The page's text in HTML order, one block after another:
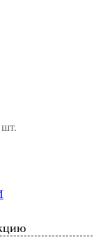
шт.